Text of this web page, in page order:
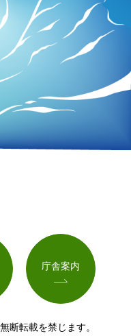
庁舎案内
断転載を禁じます。